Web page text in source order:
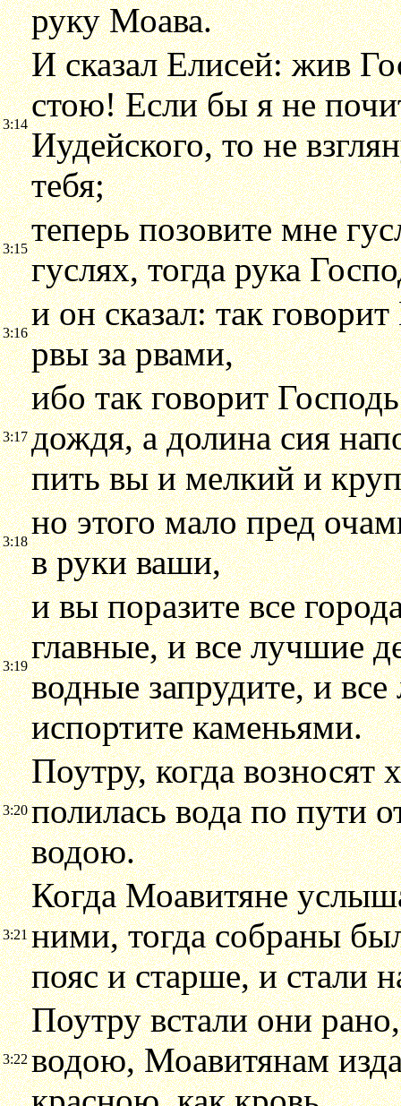
руку Моава.
3:14
И сказал Елисей: жив
стою! Если бы я не
Иудейского, то не
тебя;
3:15
теперь позовите мне
гуслях, тогда рука
3:16
и он сказал: так
рвы за рвами,
3:17
ибо так говорит
дождя, а долина сия
пить вы и мелкий и
3:18
но этого мало пред
в руки ваши,
3:19
и вы поразите все
главные, и все лучшие
водные запрудите, и
испортите каменьями.
3:20
Поутру, когда
полилась вода по пути
водою.
3:21
Когда Моавитяне
ними, тогда собраны
пояс и старше, и стали
3:22
Поутру встали они
водою, Моавитянам